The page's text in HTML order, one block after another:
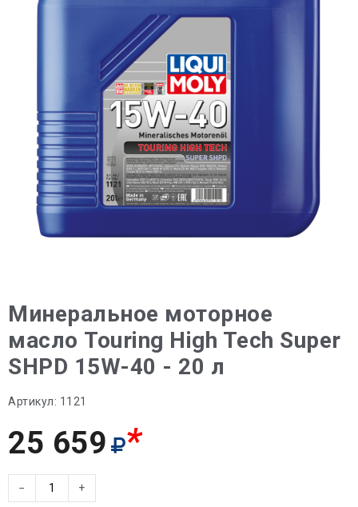
Минеральное моторное
масло Touring High Tech Super
SHPD 15W-40 - 20 л
Артикул: 1121
25 659 *
− +